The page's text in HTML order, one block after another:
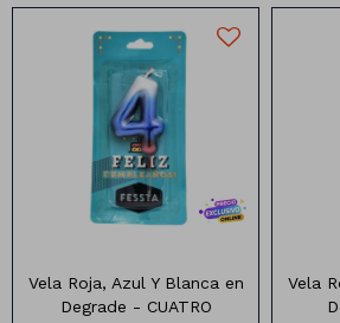
Vela Roja, Azul Y Blanca en
Degrade - CUATRO
Vela